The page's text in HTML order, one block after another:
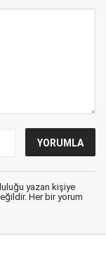
yazan kişiye
Her bir yorum